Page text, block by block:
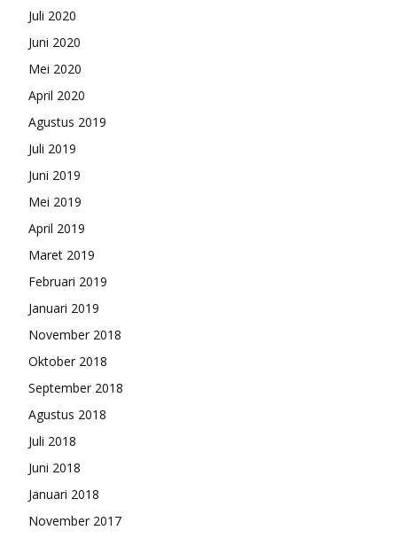
Juli 2020
Juni 2020
Mei 2020
April 2020
Agustus 2019
Juli 2019
Juni 2019
Mei 2019
April 2019
Maret 2019
Februari 2019
Januari 2019
November 2018
Oktober 2018
September 2018
Agustus 2018
Juli 2018
Juni 2018
Januari 2018
November 2017